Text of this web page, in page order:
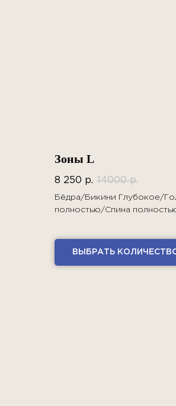
Зоны L
8 250 р. 14000 р.
Бёдра/Бикини Глубокое/
полностью/Спина
ВЫБРАТЬ